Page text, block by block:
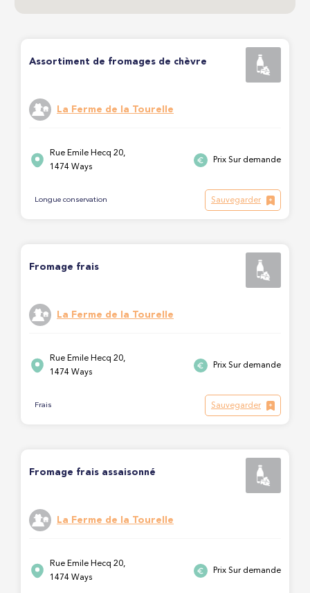
Assortiment de fromages de chèvre
La Ferme de la Tourelle
Rue Emile Hecq 20,
1474 Ways
Prix Sur demande
Longue conservation Sauvegarder
Fromage frais
La Ferme de la Tourelle
Rue Emile Hecq 20,
1474 Ways
Prix Sur demande
Frais Sauvegarder
Fromage frais assaisonné
La Ferme de la Tourelle
Rue Emile Hecq 20,
1474 Ways
Prix Sur demande